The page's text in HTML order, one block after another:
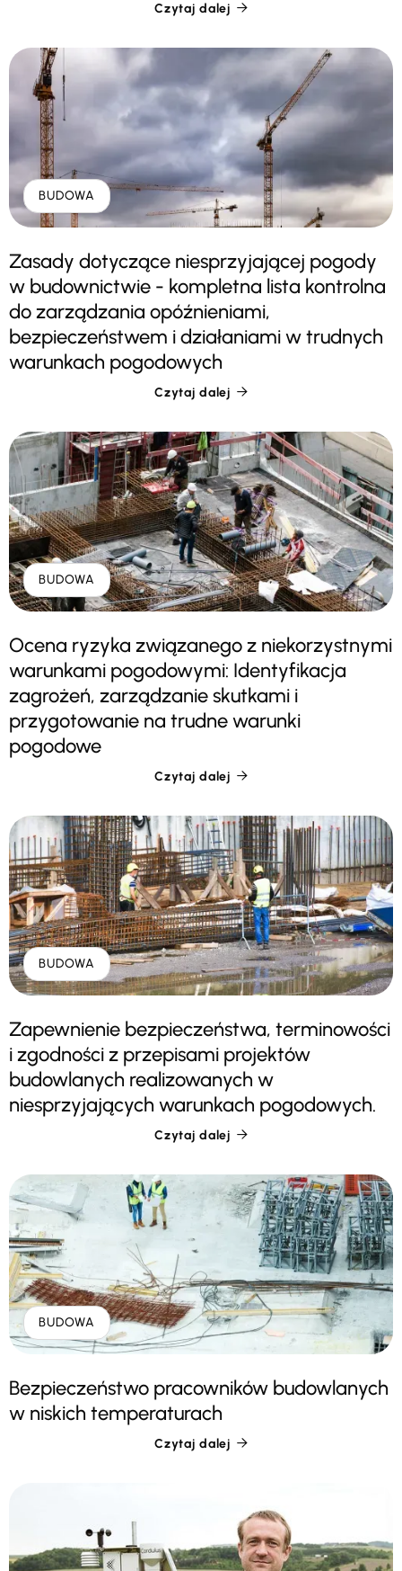
Czytaj dalej 
BUDOWA
Zasady dotyczące niesprzyjającej pogody
w budownictwie - kompletna lista kontrolna
do zarządzania opóźnieniami,
bezpieczeństwem i działaniami w trudnych
warunkach pogodowych
Czytaj dalej 
BUDOWA
Ocena ryzyka związanego z niekorzystnymi
warunkami pogodowymi: Identyfikacja
zagrożeń, zarządzanie skutkami i
przygotowanie na trudne warunki
pogodowe
Czytaj dalej 
BUDOWA
Zapewnienie bezpieczeństwa, terminowości
i zgodności z przepisami projektów
budowlanych realizowanych w
niesprzyjających warunkach pogodowych.
Czytaj dalej 
BUDOWA
Bezpieczeństwo pracowników budowlanych
w niskich temperaturach
Czytaj dalej 